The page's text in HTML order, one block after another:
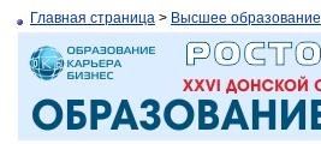
Главная страница > Высшее образование